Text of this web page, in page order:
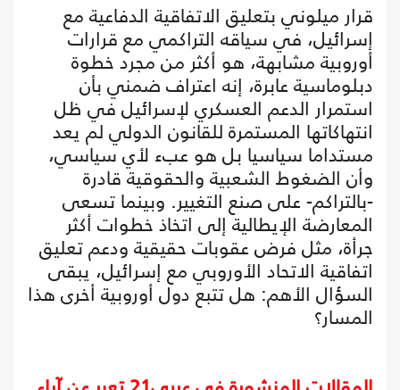
قرار ميلوني بتعليق الاتفاقية الدفاعية مع
إسرائيل، في سياقه التراكمي مع قرارات
أوروبية مشابهة، هو أكثر من مجرد خطوة
دبلوماسية عابرة، إنه اعتراف ضمني بأن
استمرار الدعم العسكري لإسرائيل في ظل
انتهاكاتها المستمرة للقانون الدولي لم يعد
مستداما سياسيا بل هو عبء لأي سياسي،
وأن الضغوط الشعبية والحقوقية قادرة
-بالتراكم- على صنع التغيير. وبينما تسعى
المعارضة الإيطالية إلى اتخاذ خطوات أكثر
جرأة، مثل فرض عقوبات حقيقية ودعم تعليق
اتفاقية الاتحاد الأوروبي مع إسرائيل، يبقى
السؤال الأهم: هل تتبع دول أوروبية أخرى هذا
المسار؟